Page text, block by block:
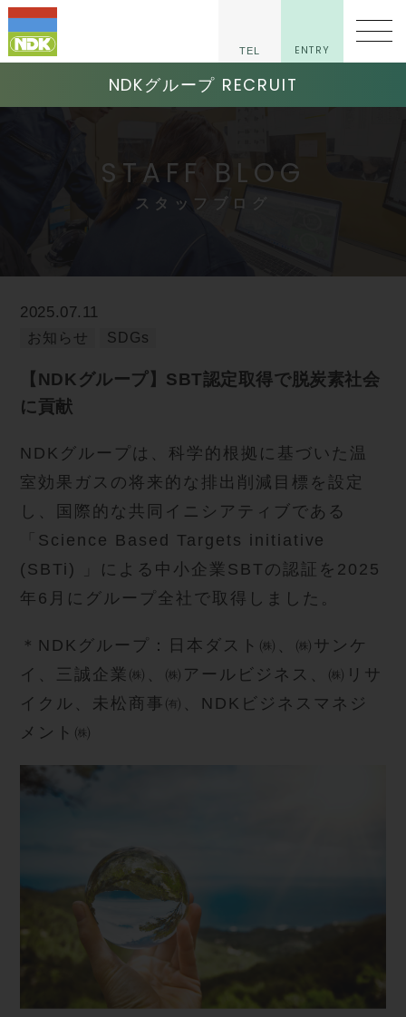
TEL ENTRY
NDKグループ RECRUIT
STAFF BLOG
スタッフブログ
2025.07.11
お知らせ SDGs
【NDKグループ】SBT認定取得で脱炭素社会
に貢献
NDKグループは、科学的根拠に基づいた温
室効果ガスの将来的な排出削減目標を設定
し、国際的な共同イニシアティブである
「Science Based Targets initiative
(SBTi) 」による中小企業SBTの認証を2025
年6月にグループ全社で取得しました。
＊NDKグループ：日本ダスト㈱、㈱サンケ
イ、三誠企業㈱、㈱アールビジネス、㈱リサ
イクル、未松商事㈲、NDKビジネスマネジ
メント㈱